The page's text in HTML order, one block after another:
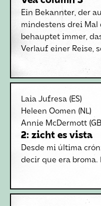
Ein Bekannter, der
mindestens drei Mal
behauptet immer,
Verlauf einer Reise,
Laia Jufresa (ES)
Heleen Oomen (NL)
Annie McDermott
2: zicht es vista
Desde mi última
decir que era broma.